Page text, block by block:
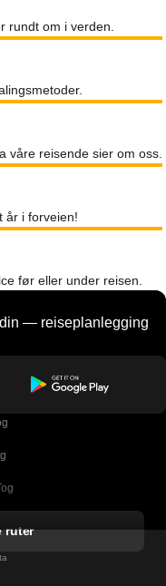
rundt om i verden.
våre reisende sier om oss.
år i forveien!
før eller under reisen.
— reiseplanlegging
ruter